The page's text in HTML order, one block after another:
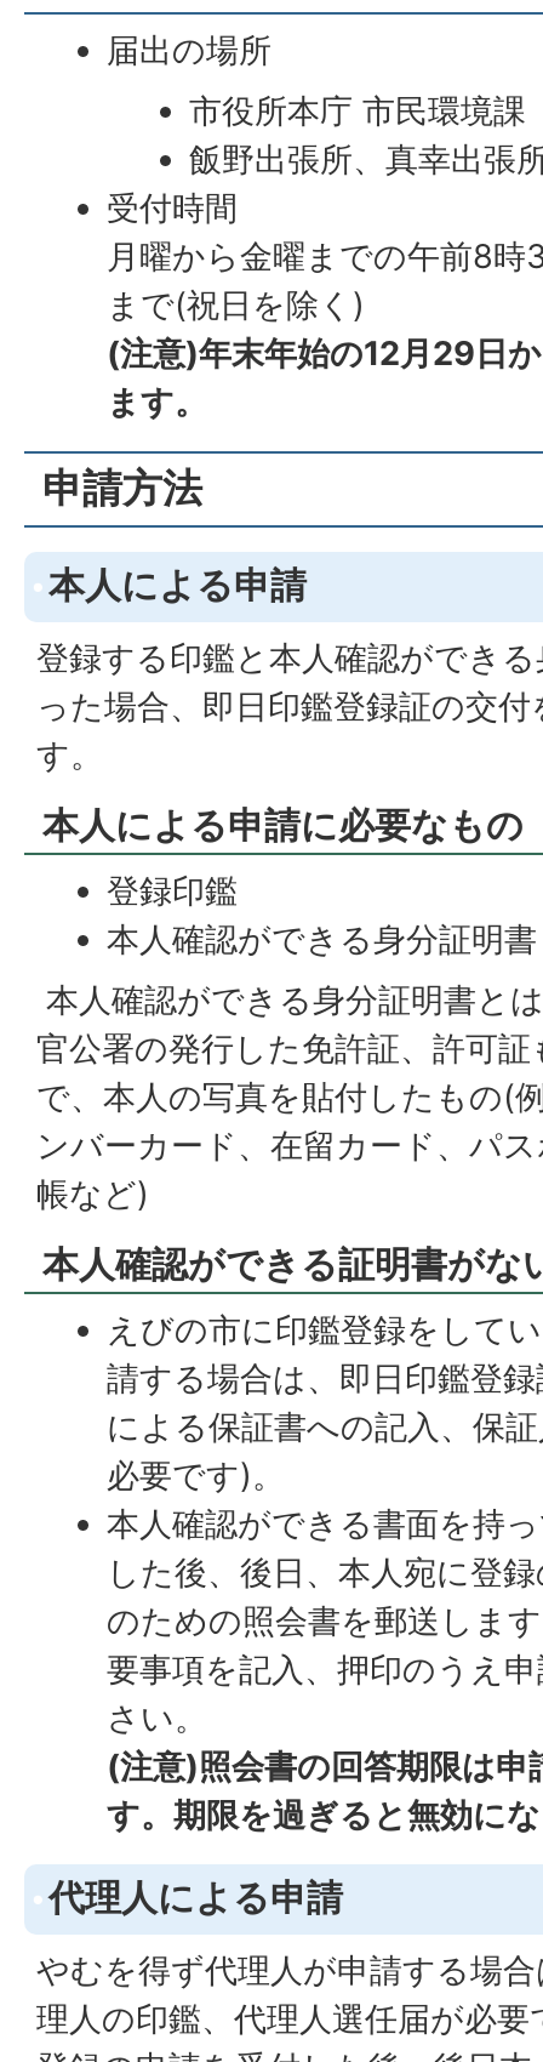
届出の場所
市役所本庁 市民環境課
飯野出張所、真幸出張
受付時間
月曜から金曜までの午前8
まで(祝日を除く)
(注意)年末年始の12月29日
ます。
申請方法
本人による申請
登録する印鑑と本人確認ができ
った場合、即日印鑑登録証の交
す。
本人による申請に必要なもの
登録印鑑
本人確認ができる身分証明書
本人確認ができる身分証明書と
官公署の発行した免許証、許可
で、本人の写真を貼付したもの(
ンバーカード、在留カード、パ
帳など)
本人確認ができる証明書がな
えびの市に印鑑登録をして
請する場合は、即日印鑑登
による保証書への記入、保
必要です)。
本人確認ができる書面を持
した後、後日、本人宛に登
のための照会書を郵送しま
要事項を記入、押印のうえ
さい。
(注意)照会書の回答期限は
す。期限を過ぎると無効に
代理人による申請
やむを得ず代理人が申請する場
理人の印鑑、代理人選任届が必要